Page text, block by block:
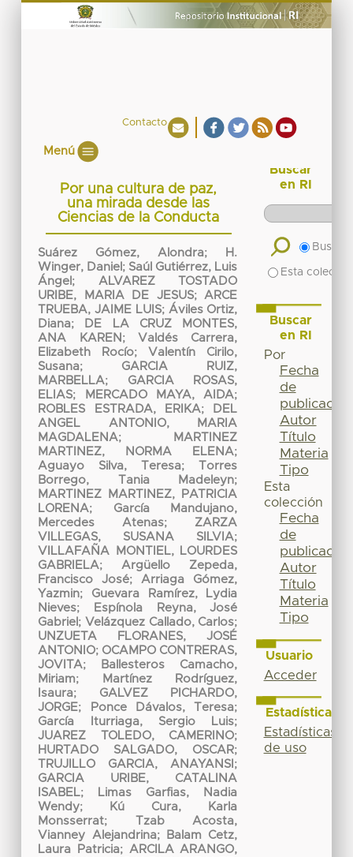
Contacto
Menú
Por una cultura de paz,
una mirada desde las
Ciencias de la Conducta
Suárez Gómez, Alondra;
H.
Winger, Daniel ; Saúl Gutiérrez, Luis
Ángel ; ALVAREZ TOSTADO
URIBE, MARIA DE JESUS;ARCE
TRUEBA, JAIME LUIS; Áviles Ortiz,
Diana;
DE LA CRUZ MONTES,
ANA KAREN ; Valdés Carrera,
Elizabeth Rocío; Valentín Cirilo,
Susana; GARCIA RUIZ,
MARBELLA; GARCIA ROSAS,
ELIAS; MERCADO MAYA, AIDA;
ROBLES ESTRADA, ERIKA;
DEL
ANGEL ANTONIO, MARIA
MAGDALENA;
MARTINEZ
MARTINEZ, NORMA ELENA;
Aguayo Silva, Teresa;
Torres
Borrego, Tania Madeleyn;
MARTINEZ MARTINEZ, PATRICIA
LORENA; García Mandujano,
Mercedes Atenas; ZARZA
VILLEGAS, SUSANA SILVIA;
VILLAFAÑA MONTIEL, LOURDES
GABRIELA;Argüello Zepeda,
Francisco José;Arriaga Gómez,
Yazmin; Guevara Ramírez, Lydia
Nieves;
Espínola Reyna, José
Gabriel ; Velázquez Callado, Carlos;
UNZUETA FLORANES, JOSÉ
ANTONIO; OCAMPO CONTRERAS,
JOVITA;
Ballesteros Camacho,
Miriam;
Martínez Rodríguez,
Isaura; GALVEZ PICHARDO,
JORGE; Ponce Dávalos, Teresa;
García Iturriaga, Sergio Luis;
JUAREZ TOLEDO, CAMERINO;
HURTADO SALGADO, OSCAR;
TRUJILLO GARCIA, ANAYANSI ;
GARCIA URIBE, CATALINA
ISABEL;
Limas Garfias, Nadia
Wendy;
Kú Cura, Karla
Monsserrat;
Tzab Acosta,
Vianney Alejandrina;
Balam Cetz,
Laura Patricia; ARCILA ARANGO,
Buscar
en RI
Buscar
Esta
Buscar
en RI
Por
Fecha
de
publicación
Autor
Título
Materia
Tipo
Esta
colección
Fecha
de
publicación
Autor
Título
Materia
Tipo
Usuario
Acceder
Estadísticas
Estadísticas
de uso